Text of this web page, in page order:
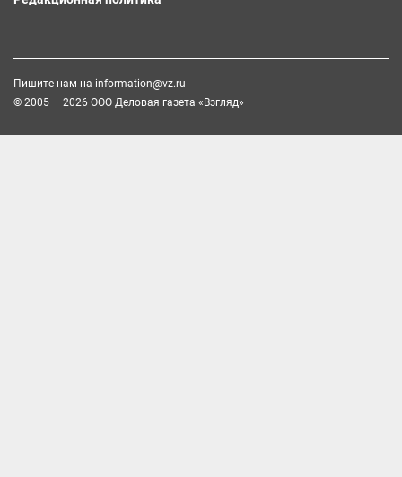
Пишите нам на information@vz.ru
© 2005 — 2026 ООО Деловая газета «Взгляд»